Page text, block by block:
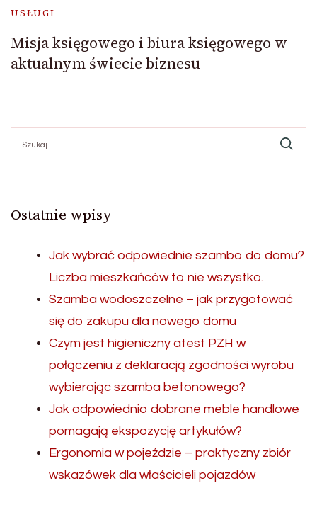
USŁUGI
Misja księgowego i biura księgowego w
aktualnym świecie biznesu
Ostatnie wpisy
Jak wybrać odpowiednie szambo do domu?
Liczba mieszkańców to nie wszystko.
Szamba wodoszczelne – jak przygotować
się do zakupu dla nowego domu
Czym jest higieniczny atest PZH w
połączeniu z deklaracją zgodności wyrobu
wybierając szamba betonowego?
Jak odpowiednio dobrane meble handlowe
pomagają ekspozycję artykułów?
Ergonomia w pojeździe – praktyczny zbiór
wskazówek dla właścicieli pojazdów